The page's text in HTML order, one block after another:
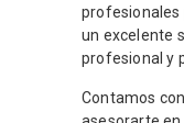
profesionales
un excelente
profesional y
Contamos